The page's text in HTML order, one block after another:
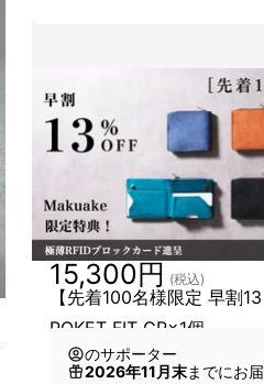
【先着100名様限定 早割13
POKET FIT GR×1個
15,300円 (税込)
のサポーター
2026年11月末までにお